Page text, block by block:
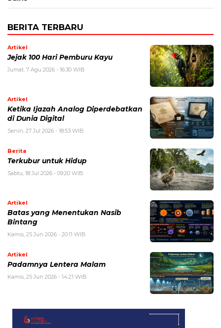
BERITA TERBARU
Artikel
Jejak 100 Hari Pemburu Kayu
Jumat, 7 Agu 2026 - 16:30 WIB
Artikel
Ketika Ijazah Analog Diperdebatkan
di Dunia Digital
Senin, 27 Jul 2026 - 18:53 WIB
Berita
Terkubur untuk Hidup
Sabtu, 18 Jul 2026 - 09:20 WIB
Artikel
Batas yang Menentukan Nasib
Bintang
Kamis, 25 Jun 2026 - 20:11 WIB
Artikel
Padamnya Lentera Malam
Kamis, 25 Jun 2026 - 14:21 WIB